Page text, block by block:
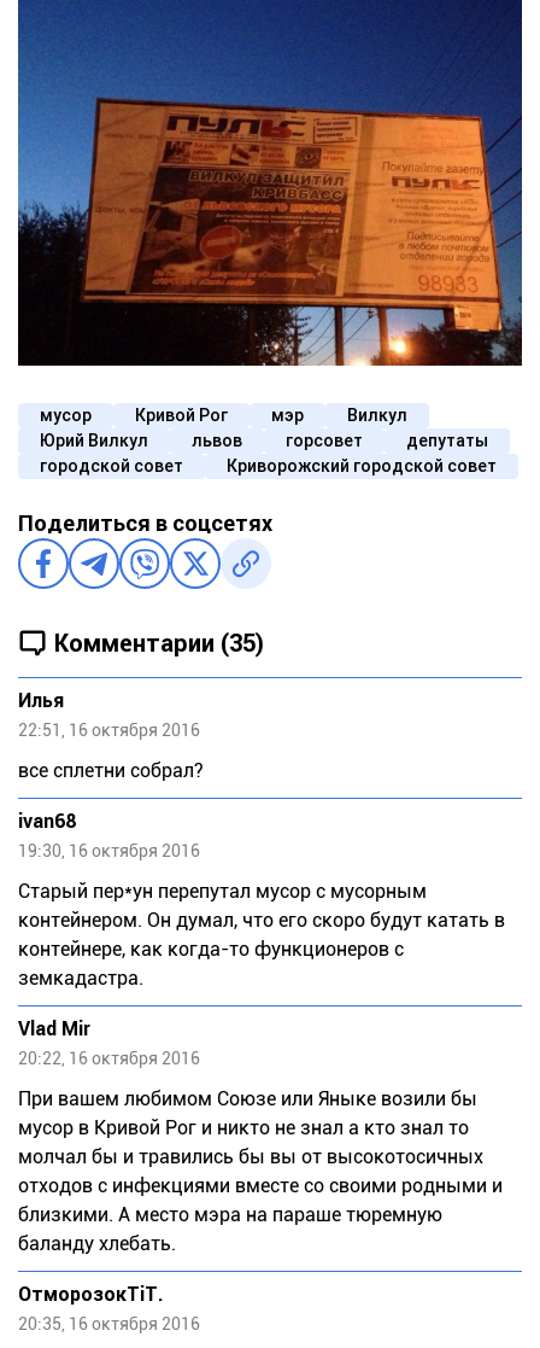
мусор Кривой Рог мэр
Вилкул
Юрий Вилкул
львов горсовет
депутаты
городской совет
Криворожский городской совет
Поделиться в соцсетях
Комментарии (35)
Илья
22:51, 16 октября 2016
все сплетни собрал?
ivan68
19:30, 16 октября 2016
Старый пер*ун перепутал мусор с мусорным
контейнером. Он думал, что его скоро будут катать в
контейнере, как когда-то функционеров с
земкадастра.
Vlad Mir
20:22, 16 октября 2016
При вашем любимом Союзе или Яныке возили бы
мусор в Кривой Рог и никто не знал а кто знал то
молчал бы и травились бы вы от высокотосичных
отходов с инфекциями вместе со своими родными и
близкими. А место мэра на параше тюремную
баланду хлебать.
ОтморозокТiТ.
20:35, 16 октября 2016